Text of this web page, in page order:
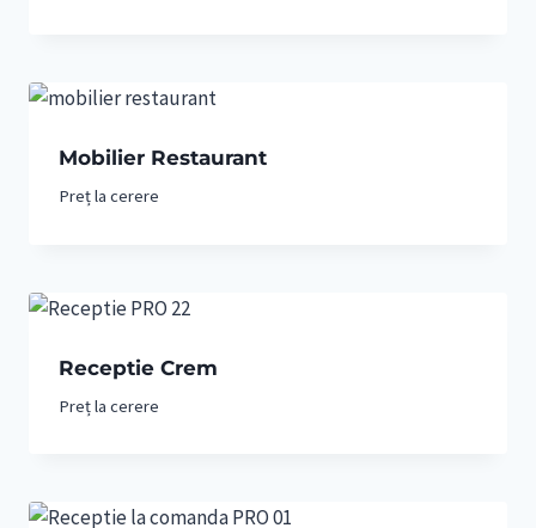
Mobilier Restaurant
Preț la cerere
Receptie Crem
Preț la cerere